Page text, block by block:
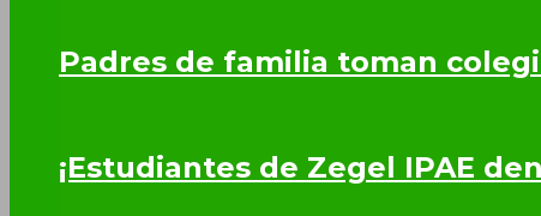
Padres de familia toman
¡Estudiantes de Zegel IPAE